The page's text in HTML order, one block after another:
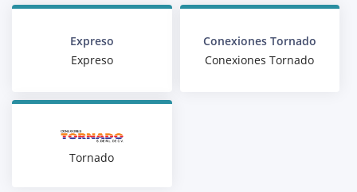
Expreso
Expreso
Conexiones Tornado
Conexiones Tornado
Tornado